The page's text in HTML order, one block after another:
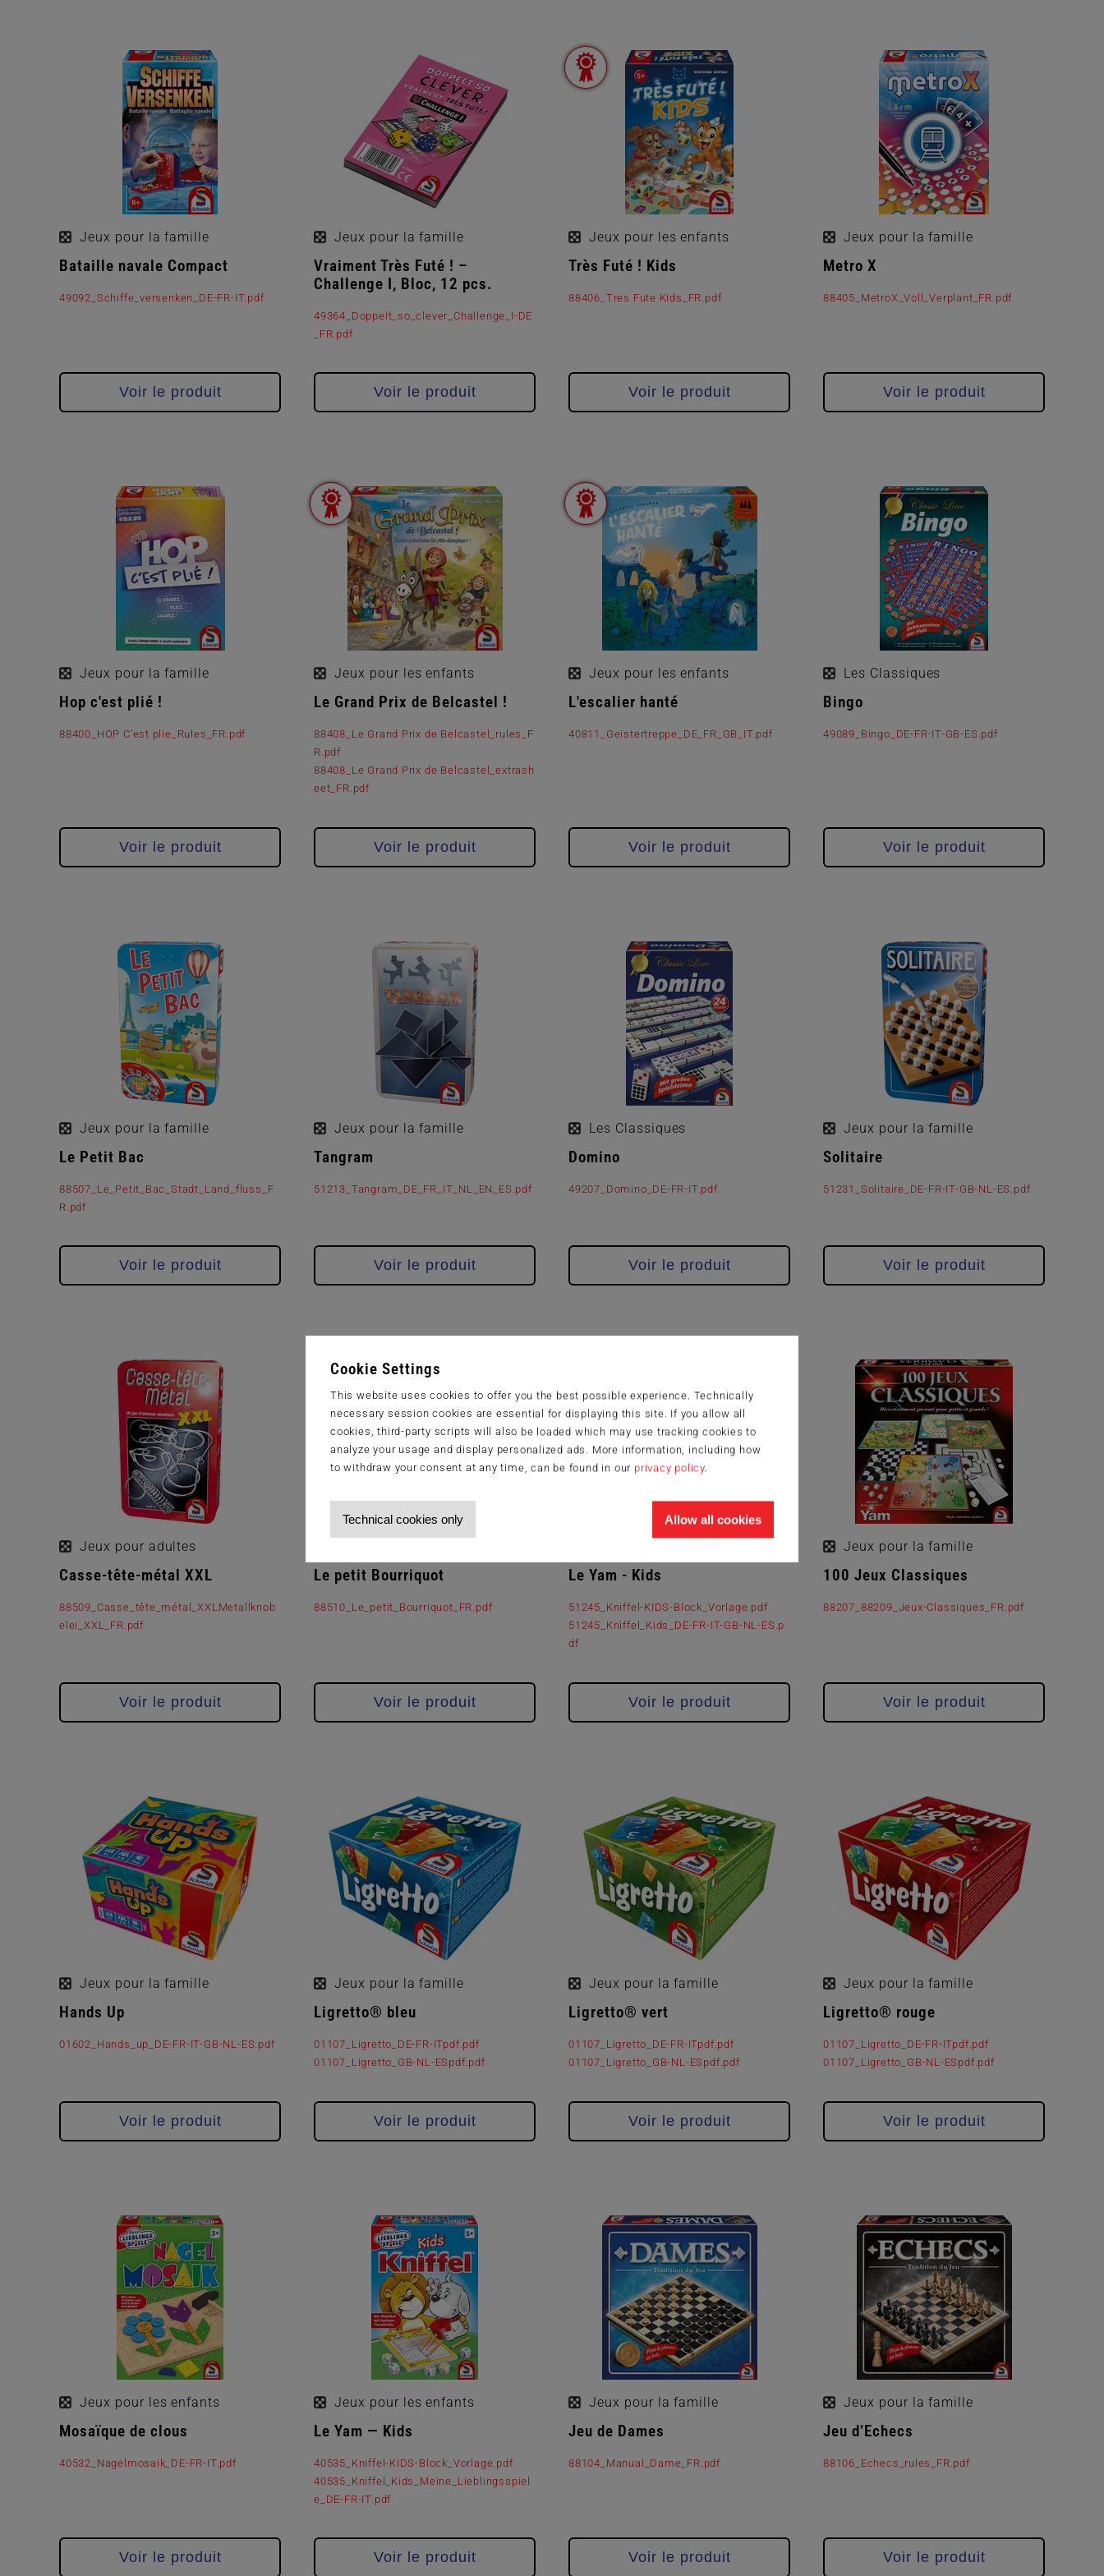
Cookie Settings
This website uses cookies to offer you the best possible experience. Technically
necessary session cookies are essential for displaying this site. If you allow all
cookies, third-party scripts will also be loaded which may use tracking cookies to
analyze your usage and display personalized ads. More information, including how
to withdraw your consent at any time, can be found in our privacy policy
Technical cookies only Allow all cookies
Jeux pour la famille
Bataille navale Compact
49092_Schiffe_versenken_DE-FR-IT.pdf
Voir le produit
Jeux pour la famille
Vraiment Très Futé ! –
Challenge I, Bloc, 12 pcs.
49364_Doppelt_so_clever_Challenge_I-DE
_FR.pdf
Voir le produit
Jeux pour les enfants
Très Futé ! Kids
88406_Tres Fute Kids_FR.pdf
Voir le produit
Jeux pour la famille
Metro X
88405_MetroX_Voll_Verplant_FR.pdf
Voir le produit
Jeux pour la famille
Hop c'est plié !
88400_HOP C'est plie_Rules_FR.pdf
Voir le produit
Jeux pour les enfants
Le Grand Prix de Belcastel !
88408_Le Grand Prix de Belcastel_rules_F
R.pdf
88408_Le Grand Prix de Belcastel_extrash
eet_FR.pdf
Voir le produit
Jeux pour les enfants
L'escalier hanté
40811_Geistertreppe_DE_FR_GB_IT.pdf
Voir le produit
Les Classiques
Bingo
49089_Bingo_DE-FR-IT-GB-ES.pdf
Voir le produit
Jeux pour la famille
Le Petit Bac
88507_Le_Petit_Bac_Stadt_Land_fluss_F
R.pdf
Voir le produit
Jeux pour la famille
Tangram
51213_Tangram_DE_FR_IT_NL_EN_ES.pdf
Voir le produit
Les Classiques
Domino
49207_Domino_DE-FR-IT.pdf
Voir le produit
Jeux pour la famille
Solitaire
51231_Solitaire_DE-FR-IT-GB-NL-ES.pdf
Voir le produit
Jeux pour adultes
Casse-tête-métal XXL
88509_Casse_tête_métal_XXLMetallknob
elei_XXL_FR.pdf
Voir le produit
Le petit Bourriquot
88510_Le_petit_Bourriquot_FR.pdf
Voir le produit
Le Yam - Kids
51245_Kniffel-KIDS-Block_Vorlage.pdf
51245_Kniffel_Kids_DE-FR-IT-GB-NL-ES.p
df
Voir le produit
Jeux pour la famille
100 Jeux Classiques
88207_88209_Jeux-Classiques_FR.pdf
Voir le produit
Jeux pour la famille
Hands Up
01602_Hands_up_DE-FR-IT-GB-NL-ES.pdf
Voir le produit
Jeux pour la famille
Ligretto® bleu
01107_Ligretto_DE-FR-ITpdf.pdf
01107_Ligretto_GB-NL-ESpdf.pdf
Voir le produit
Jeux pour la famille
Ligretto® vert
01107_Ligretto_DE-FR-ITpdf.pdf
01107_Ligretto_GB-NL-ESpdf.pdf
Voir le produit
Jeux pour la famille
Ligretto® rouge
01107_Ligretto_DE-FR-ITpdf.pdf
01107_Ligretto_GB-NL-ESpdf.pdf
Voir le produit
Jeux pour les enfants
Mosaïque de clous
40532_Nagelmosaik_DE-FR-IT.pdf
Voir le produit
Jeux pour les enfants
Le Yam — Kids
40535_Kniffel-KIDS-Block_Vorlage.pdf
40535_Kniffel_Kids_Meine_Lieblingsspiel
e_DE-FR-IT.pdf
Voir le produit
Jeux pour la famille
Jeu de Dames
88104_Manual_Dame_FR.pdf
Voir le produit
Jeux pour la famille
Jeu d’Echecs
88106_Echecs_rules_FR.pdf
Voir le produit